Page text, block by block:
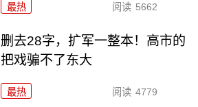
最热 阅读 5662
删去28字，扩军一整本！高市的
把戏骗不了东大
最热 阅读 4779